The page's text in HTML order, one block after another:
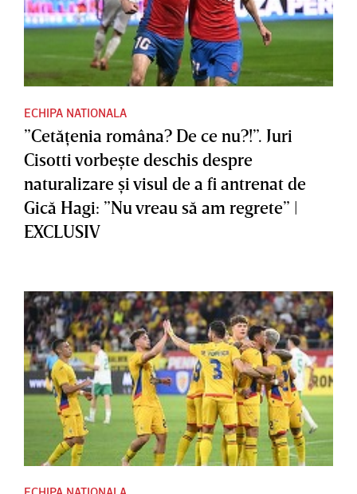
ECHIPA NATIONALA
”Cetăţenia româna? De ce nu?!”. Juri
Cisotti vorbeşte deschis despre
naturalizare şi visul de a fi antrenat de
Gică Hagi: ”Nu vreau să am regrete” |
EXCLUSIV